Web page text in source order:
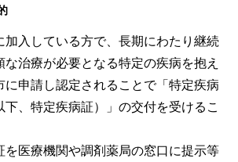
加入している方で、長期にわたり継続
な治療が必要となる特定の疾病を抱え
に申請し認定されることで「特定疾病
下、特定疾病証）」の交付を受けるこ
を医療機関や調剤薬局の窓口に提示等